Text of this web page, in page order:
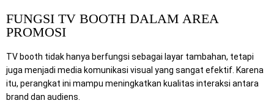
FUNGSI TV BOOTH DALAM AREA
PROMOSI
TV booth tidak hanya berfungsi sebagai layar tambahan, tetapi
juga menjadi media komunikasi visual yang sangat efektif. Karena
itu, perangkat ini mampu meningkatkan kualitas interaksi antara
brand dan audiens.